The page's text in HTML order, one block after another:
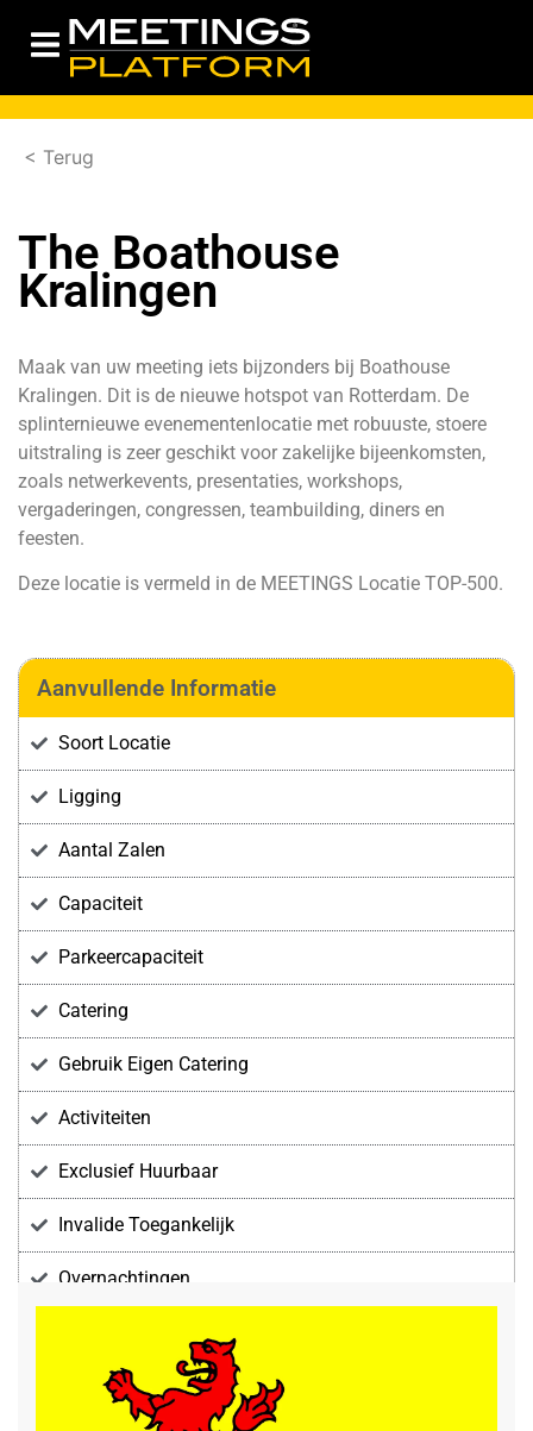
< Terug
The Boathouse
Kralingen
Maak van uw meeting iets bijzonders bij Boathouse
Kralingen. Dit is de nieuwe hotspot van Rotterdam. De
splinternieuwe evenementenlocatie met robuuste, stoere
uitstraling is zeer geschikt voor zakelijke bijeenkomsten,
zoals netwerkevents, presentaties, workshops,
vergaderingen, congressen, teambuilding, diners en
feesten.
Deze locatie is vermeld in de MEETINGS Locatie TOP-500.
Aanvullende Informatie
Soort Locatie
Ligging
Aantal Zalen
Capaciteit
Parkeercapaciteit
Catering
Gebruik Eigen Catering
Activiteiten
Exclusief Huurbaar
Invalide Toegankelijk
Overnachtingen